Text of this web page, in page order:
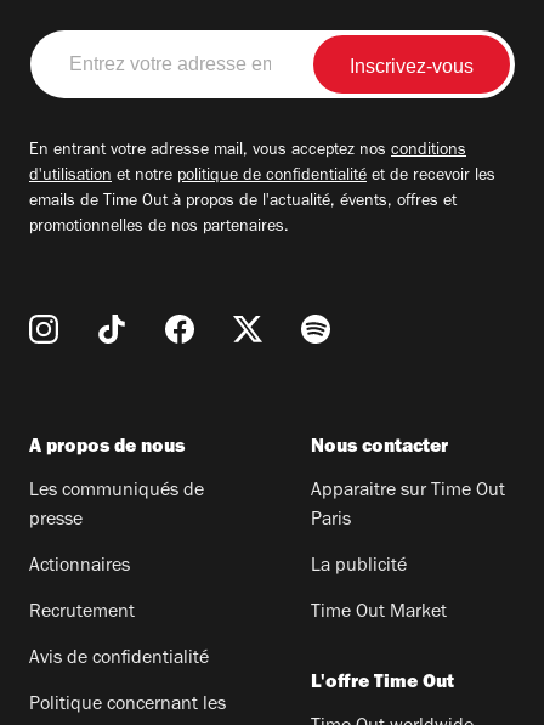
Entrez
votre
adresse
En entrant votre adresse mail, vous acceptez nos conditions
d'utilisation et notre politique de confidentialité et de recevoir les
emails de Time Out à propos de l'actualité, évents, offres et
promotionnelles de nos partenaires.
A propos de nous
Les communiqués de
presse
Actionnaires
Recrutement
Avis de confidentialité
Politique concernant les
Nous contacter
Apparaitre sur Time Out
Paris
La publicité
Time Out Market
L'offre Time Out